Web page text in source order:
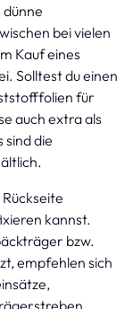
dünne
bei vielen
Kauf eines
Solltest du einen
für
auch extra als
sind die
kannst.
bzw.
empfehlen sich